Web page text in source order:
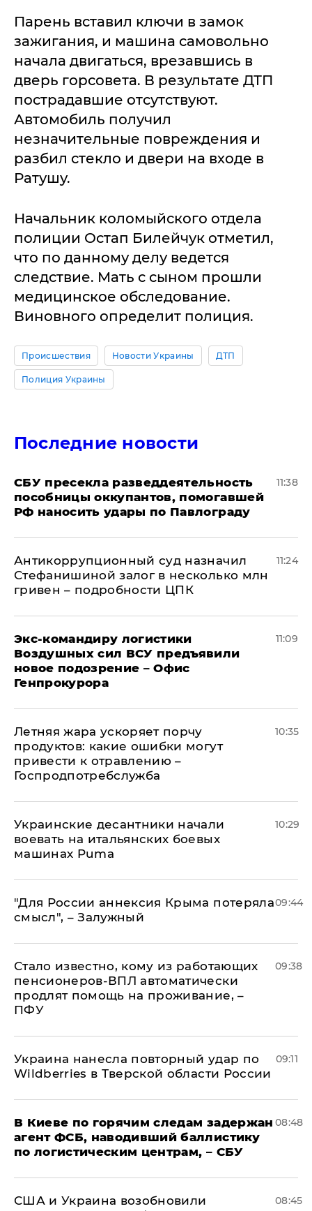
Парень вставил ключи в замок
зажигания, и машина самовольно
начала двигаться, врезавшись в
дверь горсовета. В результате ДТП
пострадавшие отсутствуют.
Автомобиль получил
незначительные повреждения и
разбил стекло и двери на входе в
Ратушу.
Начальник коломыйского отдела
полиции Остап Билейчук отметил,
что по данному делу ведется
следствие. Мать с сыном прошли
медицинское обследование.
Виновного определит полиция.
Происшествия Новости Украины ДТП
Полиция Украины
Последние новости
СБУ пресекла разведдеятельность
пособницы оккупантов, помогавшей
РФ наносить удары по Павлограду
11:38
Антикоррупционный суд назначил
Стефанишиной залог в несколько млн
гривен – подробности ЦПК
11:24
Экс-командиру логистики
Воздушных сил ВСУ предъявили
новое подозрение – Офис
Генпрокурора
11:09
Летняя жара ускоряет порчу
продуктов: какие ошибки могут
привести к отравлению –
Госпродпотребслужба
10:35
Украинские десантники начали
воевать на итальянских боевых
машинах Puma
10:29
"Для России аннексия Крыма потеряла
смысл", – Залужный
09:44
Стало известно, кому из работающих
пенсионеров-ВПЛ автоматически
продлят помощь на проживание, –
ПФУ
09:38
Украина нанесла повторный удар по
Wildberries в Тверской области России
09:11
В Киеве по горячим следам задержан
агент ФСБ, наводивший баллистику
по логистическим центрам, – СБУ
08:48
США и Украина возобновили
08:45